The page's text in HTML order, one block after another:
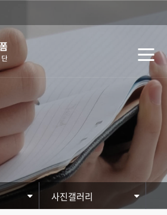
사진갤러리